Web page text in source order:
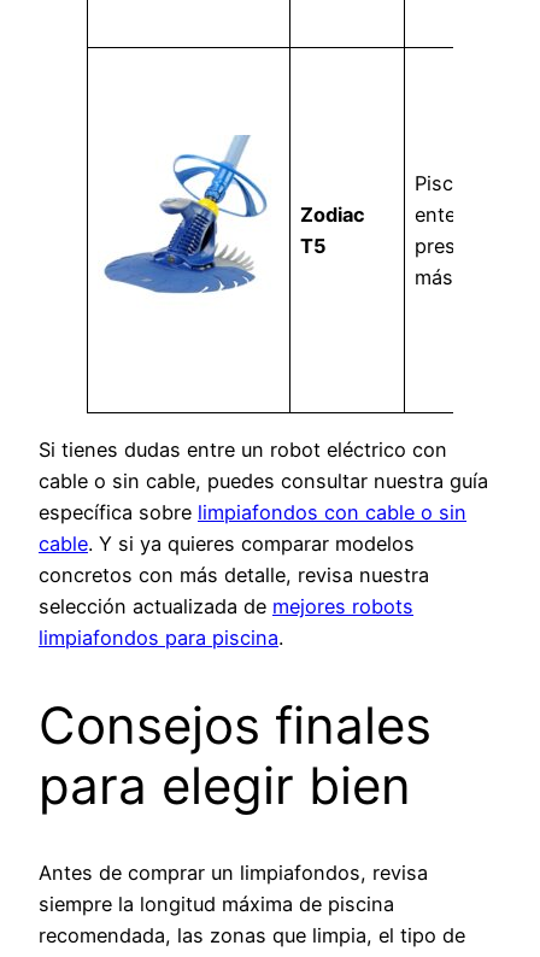
Zodiac
T5
Piscinas
enterradas
presupuesto
más
Si tienes dudas entre un robot eléctrico con
cable o sin cable, puedes consultar nuestra guía
específica sobre limpiafondos con cable o sin
cable. Y si ya quieres comparar modelos
concretos con más detalle, revisa nuestra
selección actualizada de mejores robots
limpiafondos para piscina.
Consejos finales
para elegir bien
Antes de comprar un limpiafondos, revisa
siempre la longitud máxima de piscina
recomendada, las zonas que limpia, el tipo de